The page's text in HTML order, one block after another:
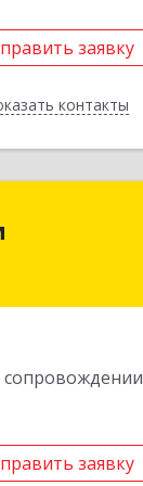
заявку
контакты
заявку
Назад
сопровождении
заявку
заявку